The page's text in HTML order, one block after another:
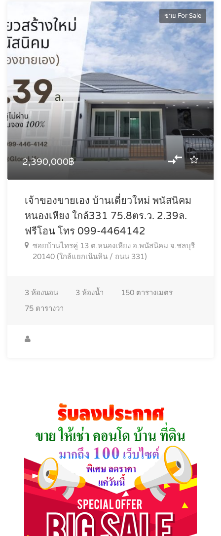
ขาย For Sale
2,390,000฿
เจ้าของขายเอง บ้านเดี่ยวใหม่ พนัสนิคม
หนองเหียง ใกล้331 75.8ตร.ว. 2.39ล.
ฟรีโอน โทร 099-4464142
ซอยบ้านไทรคู่ 13 ต.หนองเหียง อ.พนัสนิคม จ.ชลบุรี
20140 (ใกล้แยกเนินหิน / ถนน 331)
3 ห้องนอน 3 ห้องน้ำ 150 ตารางเมตร
75 ตารางวา